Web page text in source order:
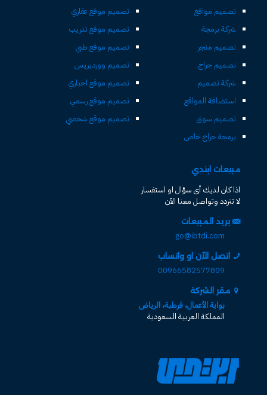
تصميم مواقع
شركة برمجة
تصميم متجر
تصميم حراج
شركة تصميم
استضافة المواقع
تصميم سوق
برمجة حراج خاص
تصميم موقع عقاري
تصميم موقع تدريب
تصميم موقع طبي
تصميم ووردبريس
تصميم موقع اخباري
تصميم موقع رسمي
تصميم موقع شخصي
مبيعات ابتدي
اذا كان لديك أى سؤال او استفسار
لا تتردد وتواصل معنا الآن
بريد المبيعات
go@ibtdi.com
اتصل الآن او واتساب
00966582577809
مقر الشركة
بوابة الأعمال، قرطبة، الرياض
المملكة العربية السعودية